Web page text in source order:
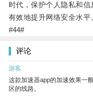
时代，保护个人隐私和
有效地提升网络安全水平
#44#
评论
游客
这款加速器app的加速效果一
区的线路。